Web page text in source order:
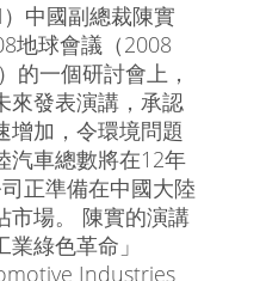
中國副總裁陳實
地球會議（2008
的一個研討會上，
來發表演講，承認
增加，令環境問題
汽車總數將在12年
正準備在中國大陸
市場。 陳實的演講
綠色革命」
Industries